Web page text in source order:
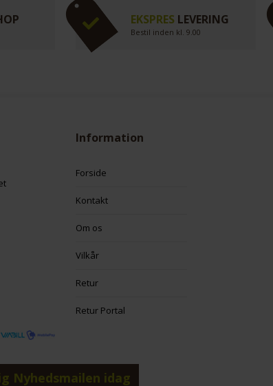
EKSPRES LEVERING
Bestil inden kl. 9.00
Information
Forside
Kontakt
Om os
Vilkår
Retur
Retur Portal
Nyhedsmailen idag